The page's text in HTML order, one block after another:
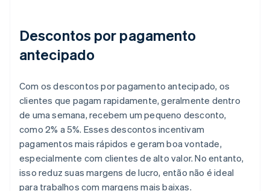
Descontos por pagamento
antecipado
Com os descontos por pagamento antecipado, os
clientes que pagam rapidamente, geralmente dentro
de uma semana, recebem um pequeno desconto,
como 2% a 5%. Esses descontos incentivam
pagamentos mais rápidos e geram boa vontade,
especialmente com clientes de alto valor. No entanto,
isso reduz suas margens de lucro, então não é ideal
para trabalhos com margens mais baixas.